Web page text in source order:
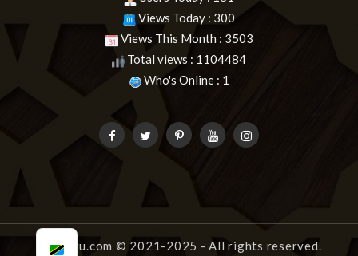
Views Today : 300
Views This Month : 3503
Total views : 1104484
Who's Online : 1
uongofu.com © 2021-2025 - All rights reserved.